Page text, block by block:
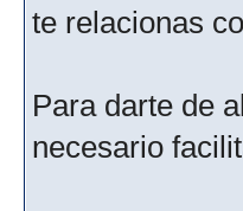
te relacionas
Para darte de
necesario